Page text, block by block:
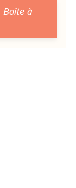
Boîte à